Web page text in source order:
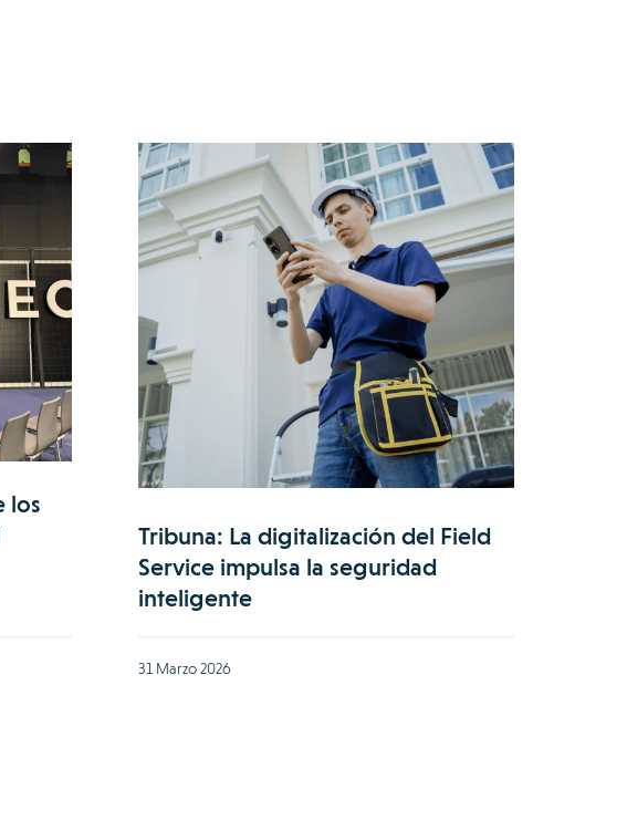
los
Tribuna: La digitalización del Field
Service impulsa la seguridad
inteligente
31 Marzo 2026